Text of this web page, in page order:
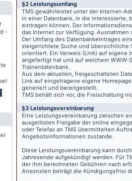
-
§2 Leistungsumfang
TMS gewährleistet unter der Internet-
in einer Datenbank, in die interessierte,
eintragen können. Der
das Internet zur Verfügung.
Der Umfang des Datenbankeintrages
zielgerichtete Suche und übersichtliche
orientiert. Ein Verweis (Link) auf eigene
angefertigt hat und auf welchem
Trainerdatenbank.
Aus dem aktuellen, freigeschalteten
Link auf eingetragene eigene
generiert und bereitgestellt.
TMS behält sich vor, die Freischaltung
§3 Leistungsvereinbarung
Eine Leistungsvereinbarung zwischen
ausgelösten Freigabe der online
oder Telefax an TMS übermittelten
Angebotsinformationen zustande.
Diese Leistungsvereinbarung kann
Jahresende aufgekündigt werden. Für
der ihm berechneten Gebühren nach
Ansonsten beträgt die Kündigungsfrist